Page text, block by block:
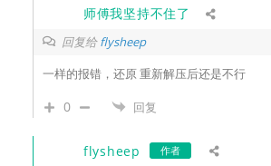
师傅我坚持不住了
回复给flysheep
一样的报错，还原 重新解压后还是不行
0 回复
flysheep 作者